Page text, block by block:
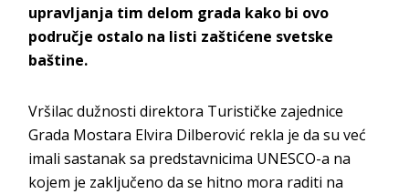
upravljanja tim delom grada kako bi ovo
područje ostalo na listi zaštićene svetske
baštine.
Vršilac dužnosti direktora Turističke zajednice
Grada Mostara Elvira Dilberović rekla je da su već
imali sastanak sa predstavnicima UNESCO-a na
kojem je zaključeno da se hitno mora raditi na